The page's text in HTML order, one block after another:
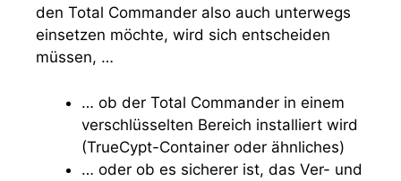
den Total Commander also auch unterwegs
einsetzen möchte, wird sich entscheiden
müssen, …
… ob der Total Commander in einem
verschlüsselten Bereich installiert wird
(TrueCypt-Container oder ähnliches)
… oder ob es sicherer ist, das Ver- und